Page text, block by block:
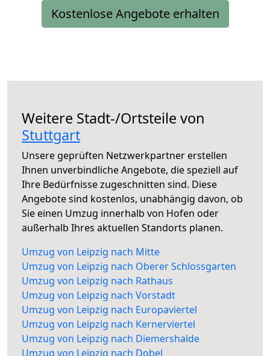
Kostenlose Angebote erhalten
Weitere Stadt-/Ortsteile von
Stuttgart
Unsere geprüften Netzwerkpartner erstellen
Ihnen unverbindliche Angebote, die speziell auf
Ihre Bedürfnisse zugeschnitten sind. Diese
Angebote sind kostenlos, unabhängig davon, ob
Sie einen Umzug innerhalb von Hofen oder
außerhalb Ihres aktuellen Standorts planen.
Umzug von Leipzig nach Mitte
Umzug von Leipzig nach Oberer Schlossgarten
Umzug von Leipzig nach Rathaus
Umzug von Leipzig nach Vorstadt
Umzug von Leipzig nach Europaviertel
Umzug von Leipzig nach Kernerviertel
Umzug von Leipzig nach Diemershalde
Umzug von Leipzig nach Dobel